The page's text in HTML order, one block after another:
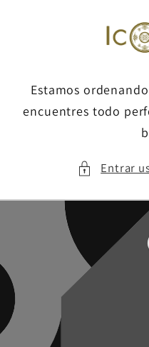
Estamos
encuentres todo
Entrar